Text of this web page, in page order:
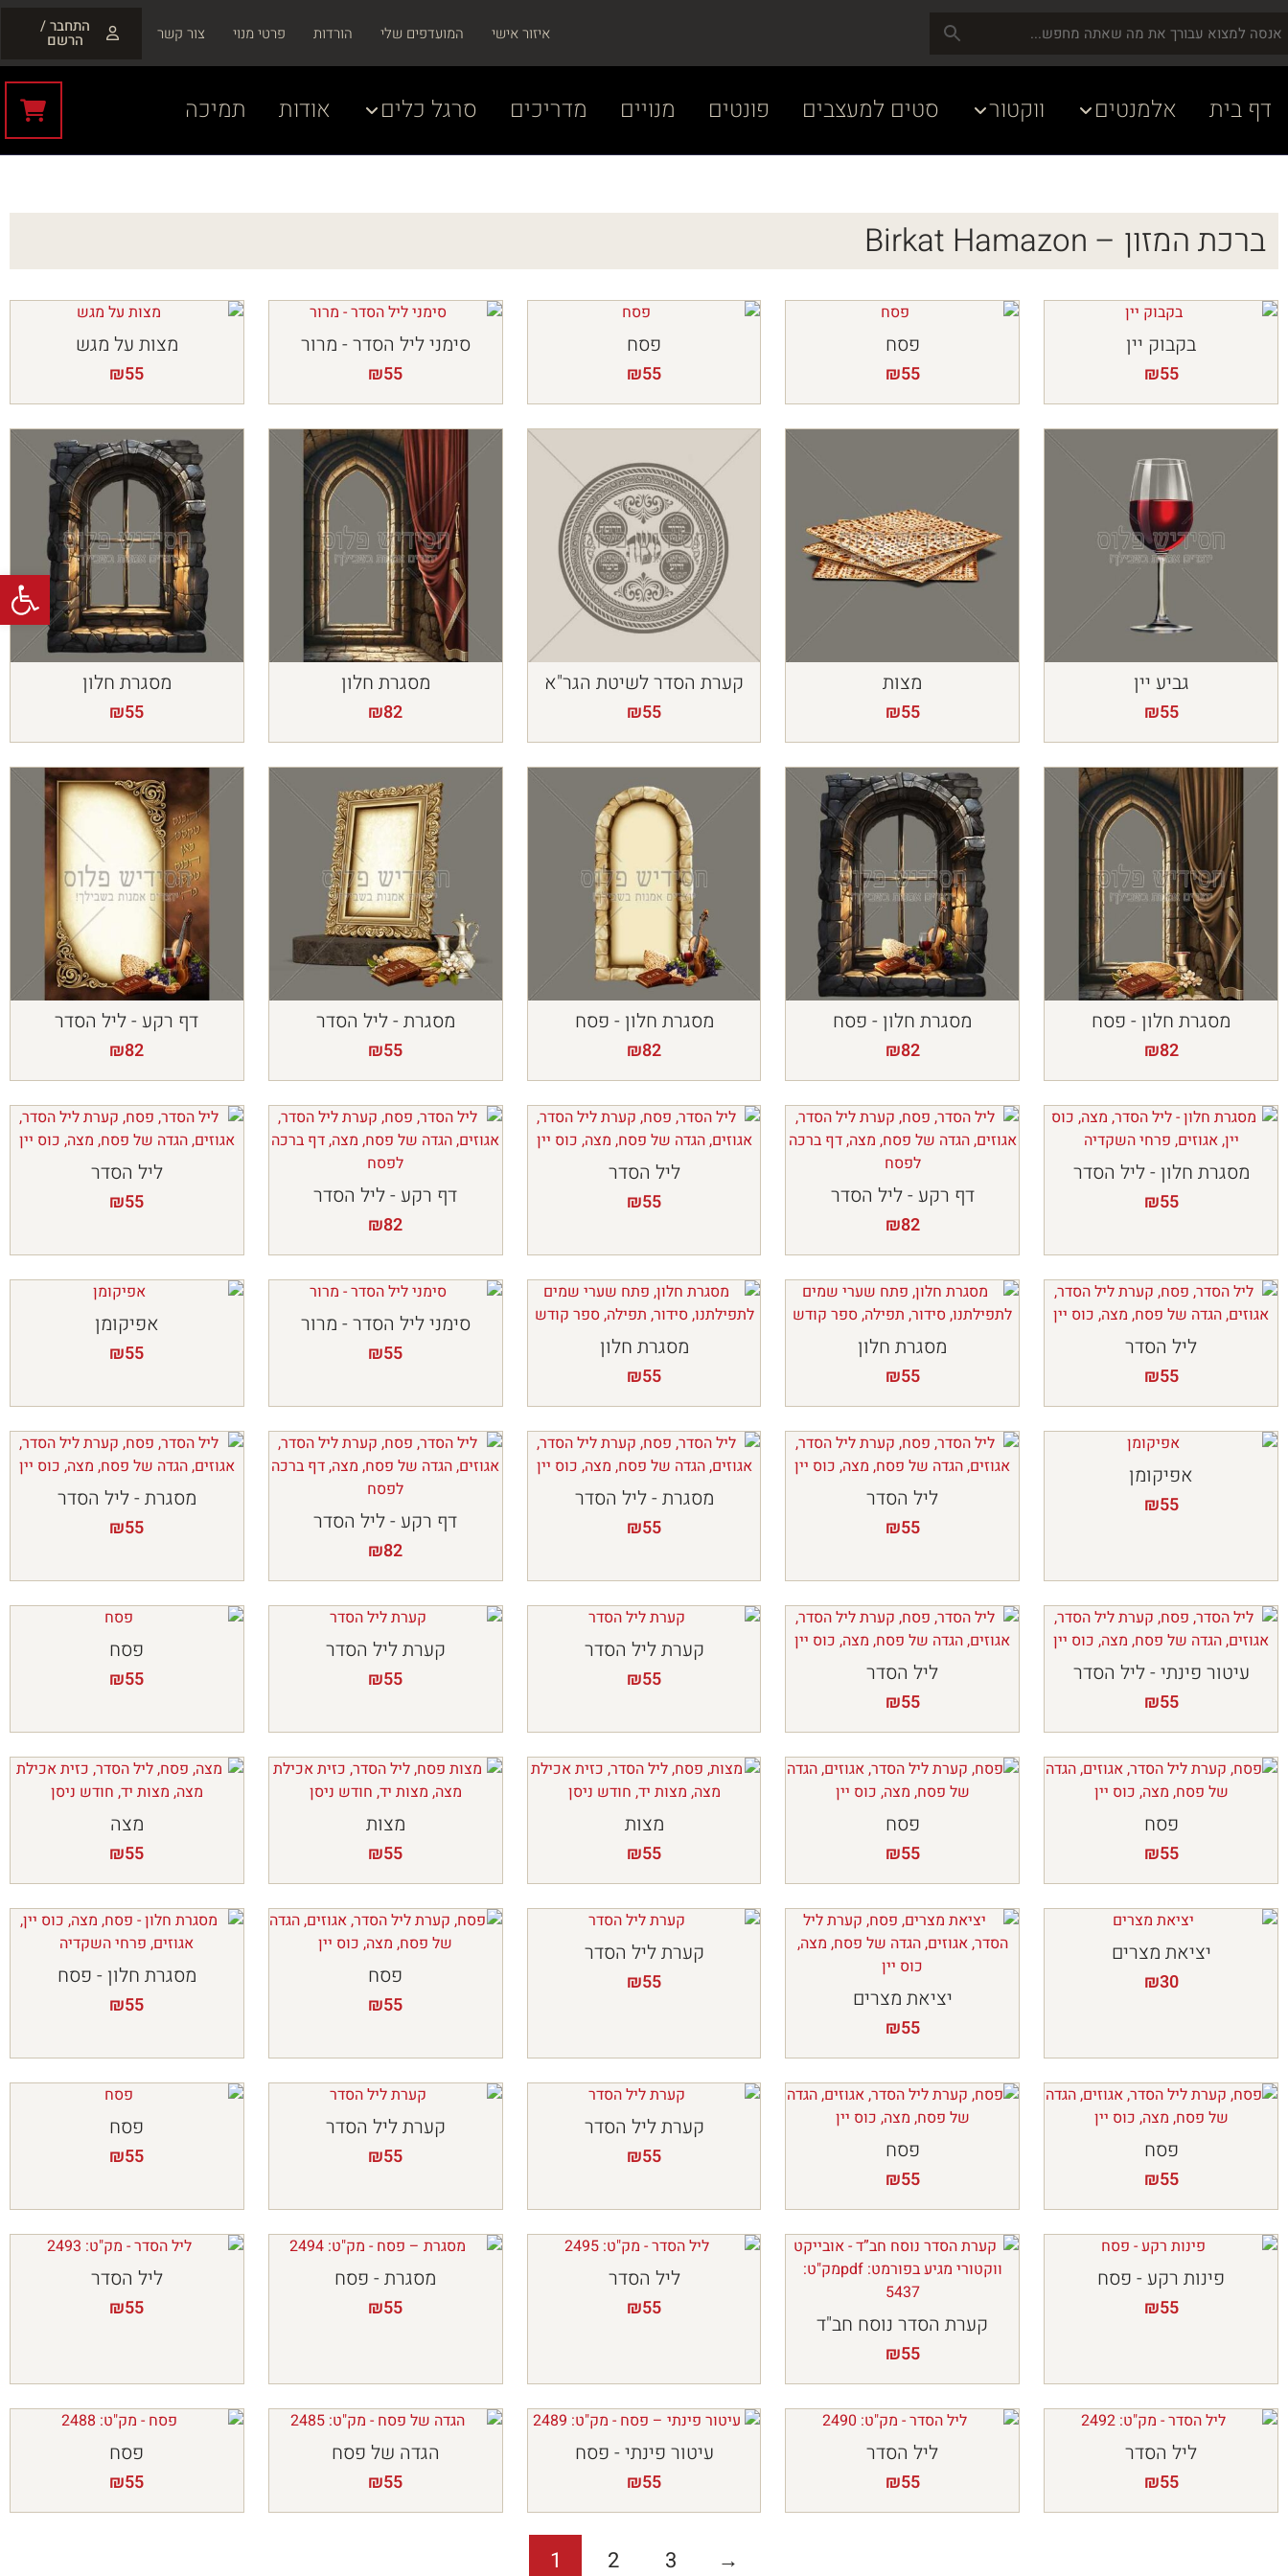
איזור אישי המועדפים שלי הורדות פרטי מנוי צור קשר התחבר /
הרשם
דף בית אלמנטים ווקטור סטים למעצבים פונטים מנויים מדריכים סרגל כלים אודות תמיכה
ברכת המזון – Birkat Hamazon
בקבוק יין
₪55
פסח
₪55
פסח
₪55
סימני ליל הסדר - מרור
₪55
מצות על מגש
₪55
גביע יין
₪55
מצות
₪55
קערת הסדר לשיטת הגר"א
₪55
מסגרת חלון
₪82
מסגרת חלון
₪55
מסגרת חלון - פסח
₪82
מסגרת חלון - פסח
₪82
מסגרת חלון - פסח
₪82
מסגרת - ליל הסדר
₪55
דף רקע - ליל הסדר
₪82
מסגרת חלון - ליל הסדר
₪55 דף רקע - ליל הסדר
₪82
ליל הסדר
₪55 דף רקע - ליל הסדר
₪82
ליל הסדר
₪55
ליל הסדר
₪55
מסגרת חלון
₪55
מסגרת חלון
₪55
סימני ליל הסדר - מרור
₪55
אפיקומן
₪55
אפיקומן
₪55 ליל הסדר
₪55
מסגרת - ליל הסדר
₪55 דף רקע - ליל הסדר
₪82
מסגרת - ליל הסדר
₪55
עיטור פינתי - ליל הסדר
₪55
ליל הסדר
₪55
קערת ליל הסדר
₪55
קערת ליל הסדר
₪55
פסח
₪55
פסח
₪55
פסח
₪55
מצות
₪55
מצות
₪55
מצה
₪55
יציאת מצרים
₪30
יציאת מצרים
₪55
קערת ליל הסדר
₪55 פסח
₪55
מסגרת חלון - פסח
₪55
פסח
₪55
פסח
₪55
קערת ליל הסדר
₪55
קערת ליל הסדר
₪55
פסח
₪55
פינות רקע - פסח
₪55
קערת הסדר נוסח חב"ד
₪55
ליל הסדר
₪55
מסגרת - פסח
₪55
ליל הסדר
₪55
ליל הסדר
₪55
ליל הסדר
₪55
עיטור פינתי - פסח
₪55
הגדה של פסח
₪55
פסח
₪55
1 2 3 →